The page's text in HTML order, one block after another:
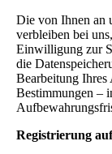
Die von Ihnen an
verbleiben bei
Einwilligung zur
die
Bearbeitung Ihres
Bestimmungen –
Registrierung